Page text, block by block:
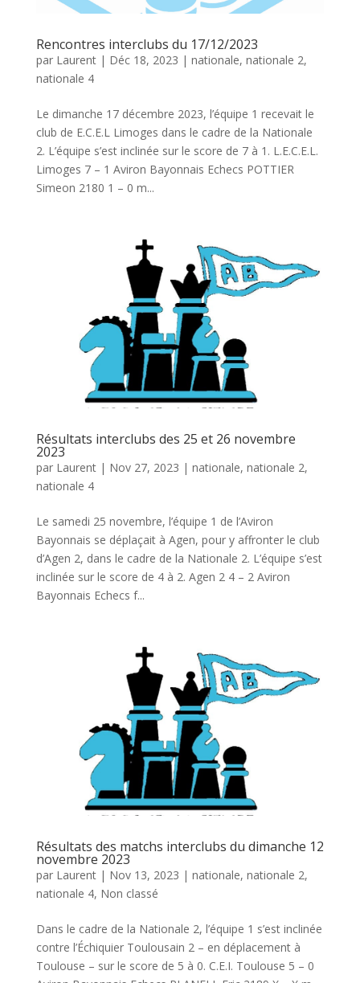
Rencontres interclubs du 17/12/2023
par Laurent| Déc 18, 2023 | nationale, nationale 2,
nationale 4
Le dimanche 17 décembre 2023, l’équipe 1 recevait le
club de E.C.E.L Limoges dans le cadre de la Nationale
2. L’équipe s’est inclinée sur le score de 7 à 1. L.E.C.E.L.
Limoges 7 – 1 Aviron Bayonnais Echecs POTTIER
Simeon 2180 1 – 0 m...
Résultats interclubs des 25 et 26 novembre
2023
par Laurent| Nov 27, 2023 | nationale, nationale 2,
nationale 4
Le samedi 25 novembre, l’équipe 1 de l’Aviron
Bayonnais se déplaçait à Agen, pour y affronter le club
d’Agen 2, dans le cadre de la Nationale 2. L’équipe s’est
inclinée sur le score de 4 à 2. Agen 2 4 – 2 Aviron
Bayonnais Echecs f...
Résultats des matchs interclubs du dimanche 12
novembre 2023
par Laurent| Nov 13, 2023 | nationale, nationale 2,
nationale 4, Non classé
Dans le cadre de la Nationale 2, l’équipe 1 s’est inclinée
contre l’Échiquier Toulousain 2 – en déplacement à
Toulouse – sur le score de 5 à 0. C.E.I. Toulouse 5 – 0